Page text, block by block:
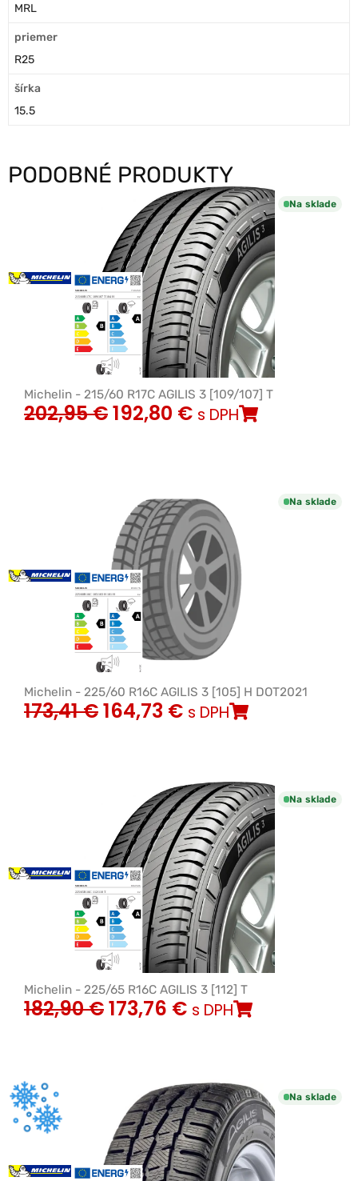
MRL
priemer
R25
šírka
15.5
PODOBNÉ PRODUKTY
Na sklade
Michelin - 215/60 R17C AGILIS 3 [109/107] T
202,95€192,80 € s DPH
Na sklade
Michelin - 225/60 R16C AGILIS 3 [105] H DOT2021
173,41€164,73 € s DPH
Na sklade
Michelin - 225/65 R16C AGILIS 3 [112] T
182,90€173,76 € s DPH
Na sklade